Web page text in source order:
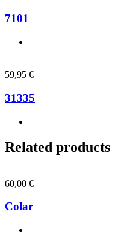
7101
59,95 €
31335
Related products
60,00 €
Colar